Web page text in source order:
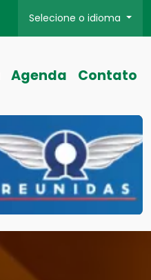
Selecione o idioma
Agenda Contato